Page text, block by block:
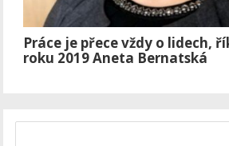
Práce je přece vždy o lidech,
roku 2019 Aneta Bernatská